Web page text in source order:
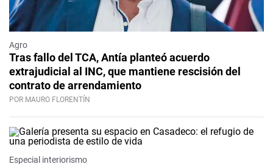
Agro
Tras fallo del TCA, Antía planteó acuerdo
extrajudicial al INC, que mantiene rescisión del
contrato de arrendamiento
POR MAURO FLORENTÍN
Especial interiorismo